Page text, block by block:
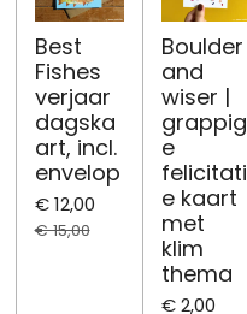
Best
Fishes
verjaar
dagska
art, incl.
envelop
€ 12,00
€ 15,00
Boulder
and
wiser |
grappig
e
felicitati
e kaart
met
klim
thema
€ 2,00